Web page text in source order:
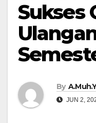
Sukses
By
JUN 2,